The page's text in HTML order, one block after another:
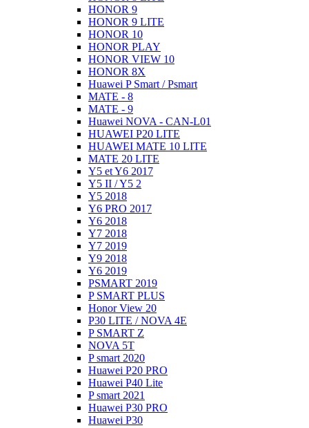
HONOR 9
HONOR 9 LITE
HONOR 10
HONOR PLAY
HONOR VIEW 10
HONOR 8X
Huawei P Smart / Psmart
MATE - 8
MATE - 9
Huawei NOVA - CAN-L01
HUAWEI P20 LITE
HUAWEI MATE 10 LITE
MATE 20 LITE
Y5 et Y6 2017
Y5 II / Y5 2
Y5 2018
Y6 PRO 2017
Y6 2018
Y7 2018
Y7 2019
Y9 2018
Y6 2019
PSMART 2019
P SMART PLUS
Honor View 20
P30 LITE / NOVA 4E
P SMART Z
NOVA 5T
P smart 2020
Huawei P20 PRO
Huawei P40 Lite
P smart 2021
Huawei P30 PRO
Huawei P30